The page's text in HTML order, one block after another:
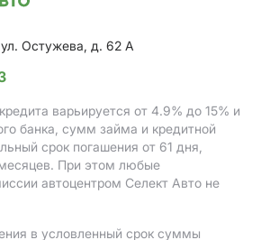
Остужева, д. 62 А
варьируется от 4.9% до 15% и
банка, сумм займа и кредитной
срок погашения от 61 дня,
При этом любые
автоцентром Селект Авто не
в условленный срок суммы